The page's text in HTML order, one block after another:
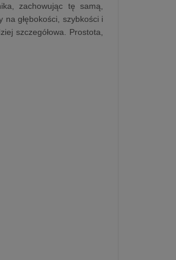
zachowując tę samą,
głębokości, szybkości i
szczegółowa. Prostota,